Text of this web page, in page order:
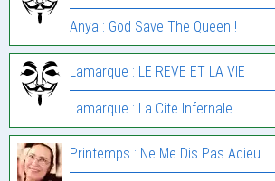
Anya : God Save The Queen !
Lamarque : LE REVE ET LA VIE
Lamarque : La Cite Infernale
Printemps : Ne Me Dis Pas Adieu